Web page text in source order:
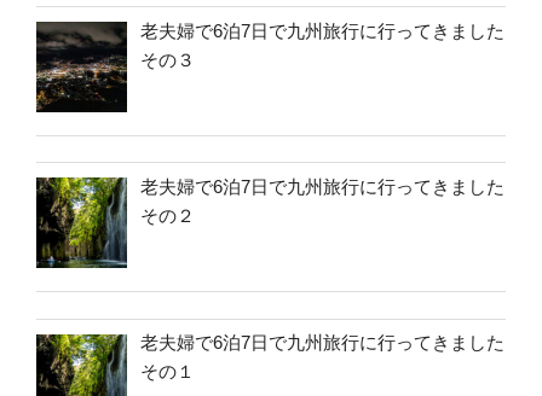
老夫婦で6泊7日で九州旅行に行ってきました
その３
老夫婦で6泊7日で九州旅行に行ってきました
その２
老夫婦で6泊7日で九州旅行に行ってきました
その１